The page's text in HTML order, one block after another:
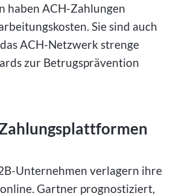
haben ACH-Zahlungen
Sie sind auch
ACH-Netzwerk strenge
zur Betrugsprävention
Unternehmen verlagern ihre
Gartner prognostiziert,